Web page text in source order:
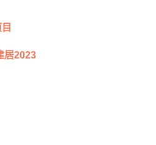
居2023